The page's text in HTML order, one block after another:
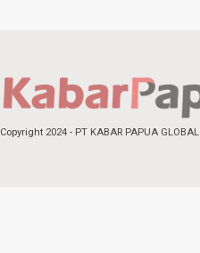
Copyright 2024 - PT KABAR PAPUA GLOBAL